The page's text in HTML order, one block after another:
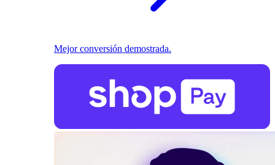
Mejor conversión demostrada.